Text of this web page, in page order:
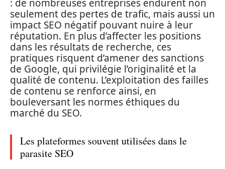
: de nombreuses entreprises endurent non
seulement des pertes de trafic, mais aussi un
impact SEO négatif pouvant nuire à leur
réputation. En plus d’affecter les positions
dans les résultats de recherche, ces
pratiques risquent d’amener des sanctions
de Google, qui privilégie l’originalité et la
qualité de contenu. L’exploitation des failles
de contenu se renforce ainsi, en
bouleversant les normes éthiques du
marché du SEO.
Les plateformes souvent utilisées dans le
parasite SEO